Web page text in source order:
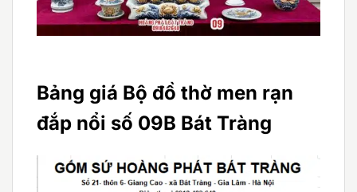
Bảng giá Bộ đồ thờ men rạn
đắp nổi số 09B Bát Tràng